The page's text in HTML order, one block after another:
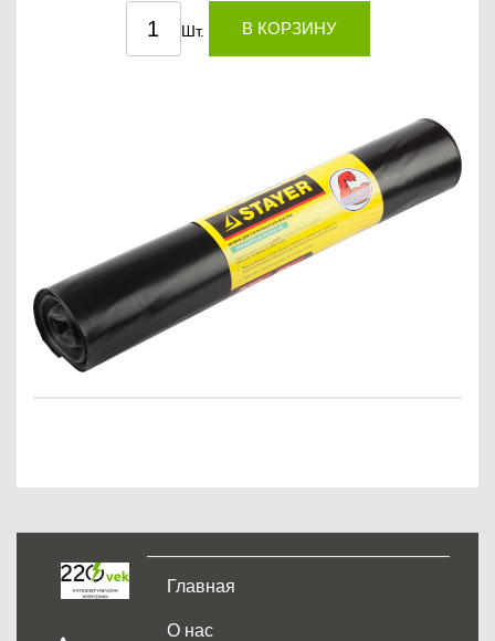
Шт. В КОРЗИНУ
Главная
О нас